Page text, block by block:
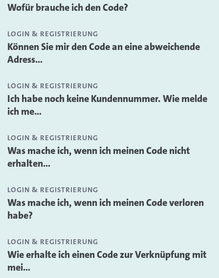
Wofür brauche ich den Code?
LOGIN & REGISTRIERUNG
Können Sie mir den Code an eine abweichende
Adress...
LOGIN & REGISTRIERUNG
Ich habe noch keine Kundennummer. Wie melde
ich me...
LOGIN & REGISTRIERUNG
Was mache ich, wenn ich meinen Code nicht
erhalten...
LOGIN & REGISTRIERUNG
Was mache ich, wenn ich meinen Code verloren
habe?
LOGIN & REGISTRIERUNG
Wie erhalte ich einen Code zur Verknüpfung mit
mei...